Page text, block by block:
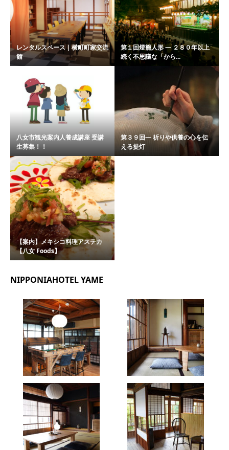
レンタルスペース｜横町町家交流
館
第１回燈籠人形 ― ２８０年以上
続く不思議な「から...
八女市観光案内人養成講座 受講
生募集！！
第３９回― 祈りや供養の心を伝
える提灯
【案内】メキシコ料理アステカ
【八女 Foods】
NIPPONIAHOTEL YAME